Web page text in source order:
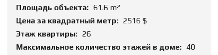
Площадь объекта: 61.6 m²
Цена за квадратный метр: 2516 $
Этаж квартиры: 26
Максимальное количество этажей в доме: 40